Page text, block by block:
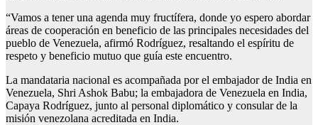
“Vamos a tener una agenda muy fructífera, donde yo espero abordar
áreas de cooperación en beneficio de las principales necesidades del
pueblo de Venezuela, afirmó Rodríguez, resaltando el espíritu de
respeto y beneficio mutuo que guía este encuentro.
La mandataria nacional es acompañada por el embajador de India en
Venezuela, Shri Ashok Babu; la embajadora de Venezuela en India,
Capaya Rodríguez, junto al personal diplomático y consular de la
misión venezolana acreditada en India.